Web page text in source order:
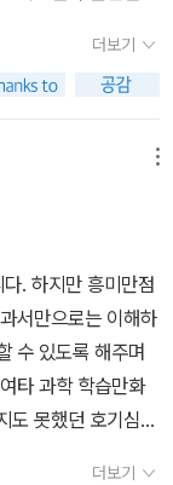
이야기는 시작하였
방 패트롤 요원 테
풀려나고 말았다.
지구를 구할 수 있
의 머리로는 도저
의 태양계만도 거
감히 상상할 수도
이 일어난건 지금
크게 팽창했는데.
고 한다. 142.143
변신할 수 있었
위해서는 힘도, 덩
자주 접하는 편이
고 있으며 보지 말
치여 다른 책들을
있기는 하지만 말
책을 보기를 원하
이다. 학습만화임
학영웅을 너무나
이 과학영웅은 학습
넒은 과학적 자료
역시도 나의 이런
다 이번 이야기는
넓은 배경지식을 위
생 이야기,우리 은
더보기
. 하지만 흥미만점
서만으로는 이해하
수 있도록 해주며
타 과학 학습만화
도 못했던 호기심을
더보기